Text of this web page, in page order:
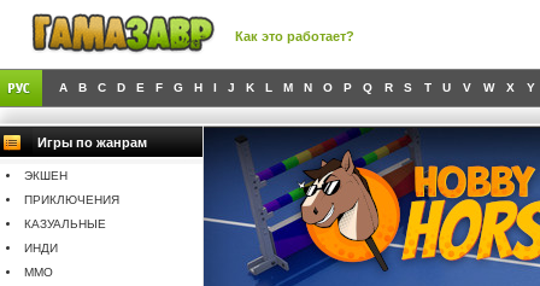
Как это работает?
A B C D E F G H I J K L M N O P Q R S T U V W X Y
Игры по жанрам
ЭКШЕН
ПРИКЛЮЧЕНИЯ
КАЗУАЛЬНЫЕ
ИНДИ
MMO